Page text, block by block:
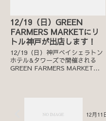
12/19（日）GREEN
FARMERS MARKETにリ
トル神戸が出店します！
12/19（日）神戸ベイシェラトン
ホテル&タワーズで開催される
GREEN FARMERS MARKET
（日）11:00～16:00 ※荒天...
12月11